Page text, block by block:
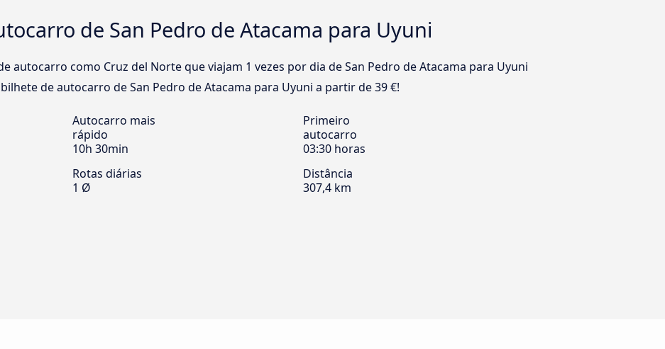
de San Pedro de Atacama para Uyuni
autocarro como Cruz del Norte que viajam 1 vezes por dia de San Pedro de Atacama para Uyuni
de autocarro de San Pedro de Atacama para Uyuni a partir de 39 €!
Autocarro mais
rápido
10h 30min
Primeiro
autocarro
03:30 horas
Rotas diárias
1 Ø
Distância
307,4 km